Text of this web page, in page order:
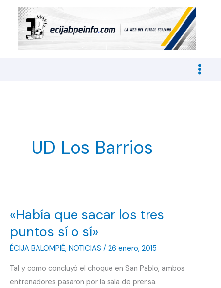
contenido
UD Los Barrios
«Había que sacar los tres
puntos sí o sí»
ÉCIJA BALOMPIÉ, NOTICIAS / 26 enero, 2015
Tal y como concluyó el choque en San Pablo, ambos
entrenadores pasaron por la sala de prensa.